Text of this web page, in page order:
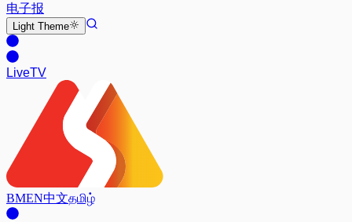
电子报
Light Theme
LiveTV
BMEN中文தமிழ்